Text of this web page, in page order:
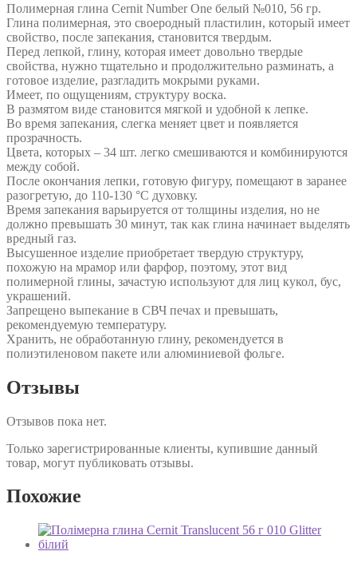
Полимерная глина Cernit Number One белый №010, 56 гр.
Глина полимерная, это своеродный пластилин, который имеет
свойство, после запекания, становится твердым.
Перед лепкой, глину, которая имеет довольно твердые
свойства, нужно тщательно и продолжительно разминать, а
готовое изделие, разгладить мокрыми руками.
Имеет, по ощущениям, структуру воска.
В размятом виде становится мягкой и удобной к лепке.
Во время запекания, слегка меняет цвет и появляется
прозрачность.
Цвета, которых – 34 шт. легко смешиваются и комбинируются
между собой.
После окончания лепки, готовую фигуру, помещают в заранее
разогретую, до 110-130 °C духовку.
Время запекания варьируется от толщины изделия, но не
должно превышать 30 минут, так как глина начинает выделять
вредный газ.
Высушенное изделие приобретает твердую структуру,
похожую на мрамор или фарфор, поэтому, этот вид
полимерной глины, зачастую используют для лиц кукол, бус,
украшений.
Запрещено выпекание в СВЧ печах и превышать,
рекомендуемую температуру.
Хранить, не обработанную глину, рекомендуется в
полиэтиленовом пакете или алюминиевой фольге.
Отзывы
Отзывов пока нет.
Только зарегистрированные клиенты, купившие данный
товар, могут публиковать отзывы.
Похожие